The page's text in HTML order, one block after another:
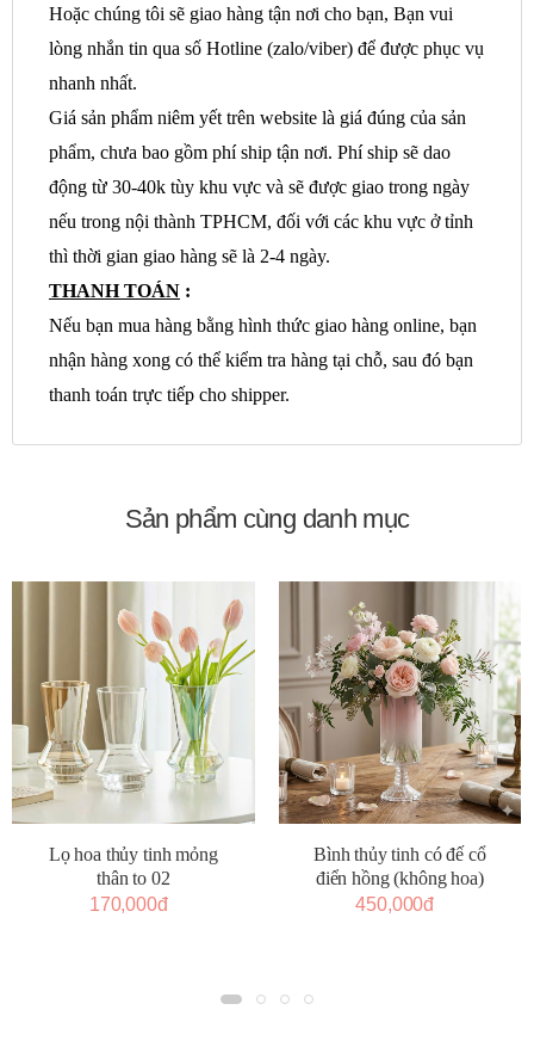
Hoặc chúng tôi sẽ giao hàng tận nơi cho bạn, Bạn vui
lòng nhắn tin qua số Hotline (zalo/viber) để được phục vụ
nhanh nhất.
Giá sản phẩm niêm yết trên website là giá đúng của sản
phẩm, chưa bao gồm phí ship tận nơi. Phí ship sẽ dao
động từ 30-40k tùy khu vực và sẽ được giao trong ngày
nếu trong nội thành TPHCM, đối với các khu vực ở tỉnh
thì thời gian giao hàng sẽ là 2-4 ngày.
THANH TOÁN :
Nếu bạn mua hàng bằng hình thức giao hàng online, bạn
nhận hàng xong có thể kiểm tra hàng tại chỗ, sau đó bạn
thanh toán trực tiếp cho shipper.
Sản phẩm cùng danh mục
Lọ hoa thủy tinh mỏng
thân to 02
170,000đ
Bình thủy tinh có đế cổ
điển hồng (không hoa)
450,000đ